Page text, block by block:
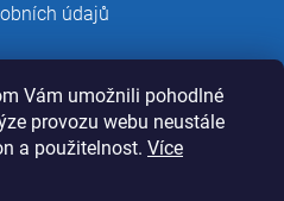
Vám umožnili pohodlné
provozu webu neustále
a použitelnost. Více
údajů